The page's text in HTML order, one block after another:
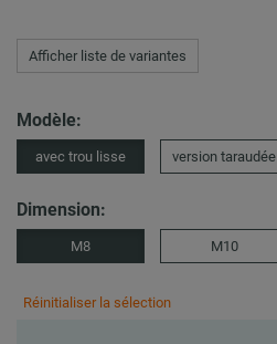
Afficher liste de variantes
Modèle:
avec trou lisse version taraudée
Dimension:
M8 M10
Réinitialiser la sélection